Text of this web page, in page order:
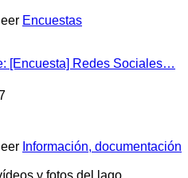
Encuestas
[Encuesta] Redes Sociales…
Información, documentación
y fotos del lago,